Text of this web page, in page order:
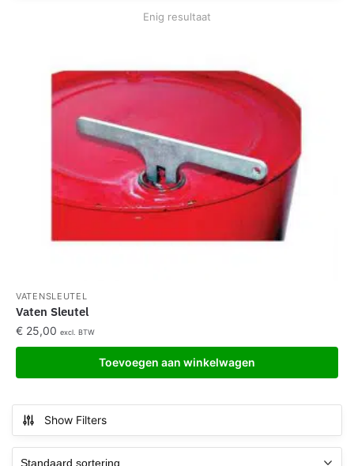
Enig resultaat
VATENSLEUTEL
Vaten Sleutel
€ 25,00 excl. BTW
Toevoegen aan winkelwagen
Show Filters